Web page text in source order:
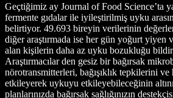
Geçtiğimiz ay Journal of Food Science’ta
fermente gıdalar ile iyileştirilmiş uyku
belirtiyor. 49.693 bireyin verilerinin
diğer araştırmada ise her gün yoğurt yiyen
alan kişilerin daha az uyku bozukluğu
Araştırmacılar den gesiz bir bağırsak
nörotransmitterleri, bağışıklık tepkilerini
etkileyerek uykuyu etkileyebileceğinin
planlarınızda bağırsak sağlığınızın